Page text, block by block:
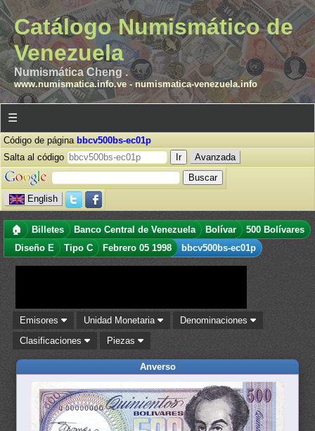
Catálogo Numismático de
Venezuela
Numismática Cheng .
www.numismatica.info.ve- numismatica-venezuela.info
☰
Código de página bbcv500bs-ec01p
Salta al código
Avanzada
English
🏠 Billetes Banco Central de Venezuela Bolívar
500 Bolívares
Diseño E
Tipo C Febrero 05 1998 bbcv500bs-ec01p
Emisores Unidad Monetaria
Denominaciones
Clasificaciones
Piezas
Anverso